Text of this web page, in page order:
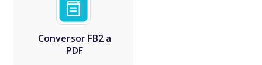
Conversor FB2 a
PDF